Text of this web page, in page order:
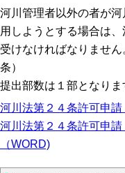
河川管理者以外の者が
用しようとする場合は
受けなければなりませ
条）
提出部数は１部となりま
河川法第２４条許可申
河川法第２４条許可申請
（WORD)